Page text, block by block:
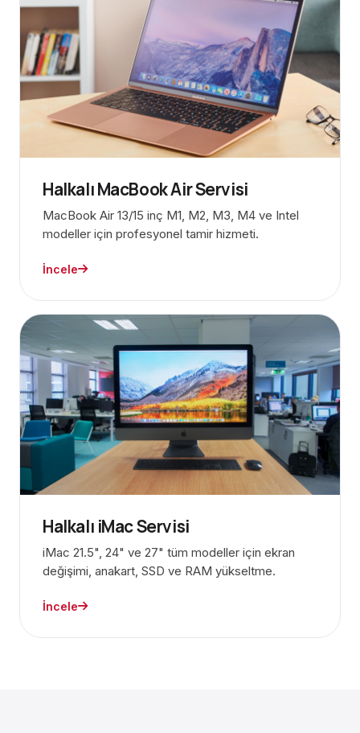
Halkalı MacBook Air Servisi
MacBook Air 13/15 inç M1, M2, M3, M4 ve Intel
modeller için profesyonel tamir hizmeti.
İncele
Halkalı iMac Servisi
iMac 21.5", 24" ve 27" tüm modeller için ekran
değişimi, anakart, SSD ve RAM yükseltme.
İncele